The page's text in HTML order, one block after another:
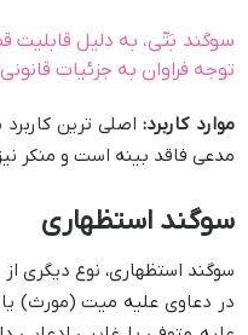
سوگند بَتّی، به دلیل قابلیت
توجه فراوان به جزئیات
موارد کاربرد:اصلی ترین
مدعی فاقد بینه است و منکر
سوگند استظهاری
سوگند استظهاری، نوع دیگری